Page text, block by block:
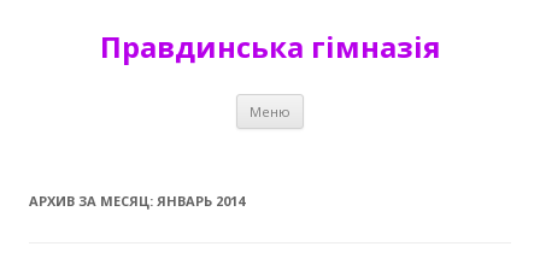
Правдинська гімназія
Меню
АРХИВ ЗА МЕСЯЦ: ЯНВАРЬ 2014